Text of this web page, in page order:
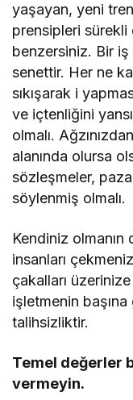
yaşayan, yeni
prensipleri
benzersiniz. Bir
senettir. Her ne
sıkışarak i
ve içtenliğini
olmalı.
alanında olursa
sözleşmeler,
söylenmiş olmalı.
Kendiniz olmanın
insanları
çakalları
işletmenin
talihsizliktir.
Temel değerler
vermeyin.